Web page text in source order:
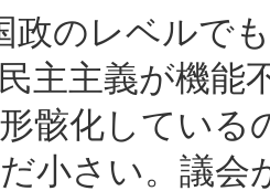
政のレベルで
主主義が機能
骸化している
小さい。議会